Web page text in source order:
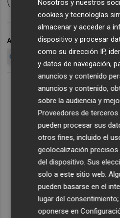
ARCHIVADO EN JESÚS MARÍ
CONSELLERIA DE PRESIDENCIA
Nosotros y nuestros
cookies y tecnologías
almacenar y acceder a
dispositivo y procesar
como su dirección IP,
y datos de navegación,
anuncios y contenido
anuncios y contenido,
sobre la audiencia y
Proveedores de terceros
pueden procesar sus
otros fines, incluido el
geolocalización
del dispositivo. Sus
solo a este sitio web.
pueden basarse en el
lugar del
oponerse en